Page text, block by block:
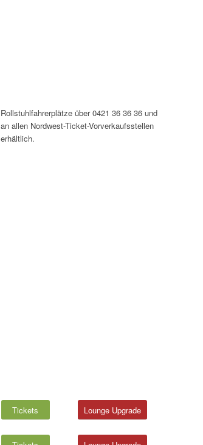
Rollstuhlfahrerplätze über 0421 36 36 36 und
an allen Nordwest-Ticket-Vorverkaufsstellen
erhältlich.
Tickets Lounge Upgrade